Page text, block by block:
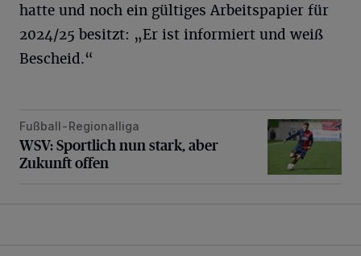
hatte und noch ein gültiges Arbeitspapier für
2024/25 besitzt: „Er ist informiert und weiß
Bescheid.“
WSV: Sportlich nun stark, aber Zukunft offen
Fußball-Regionalliga
WSV: Sportlich nun stark, aber
Zukunft offen